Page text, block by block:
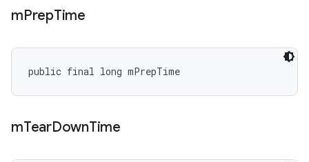
mPrepTime
public final long mPrepTime
mTearDownTime